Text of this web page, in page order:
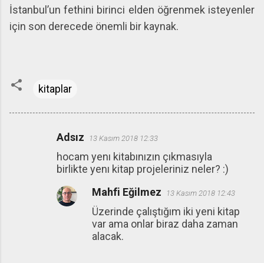
İstanbul’un fethini birinci elden öğrenmek isteyenler
için son derecede önemli bir kaynak.
kitaplar
Adsız 13 Kasım 2018 12:33
hocam yenı kitabınızın çıkmasıyla
birlikte yenı kitap projeleriniz neler? :)
Mahfi Eğilmez 13 Kasım 2018 12:43
Üzerinde çalıştığım iki yeni kitap
var ama onlar biraz daha zaman
alacak.